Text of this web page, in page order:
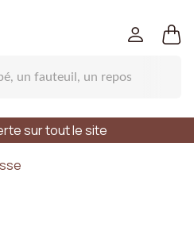
sur tout le site